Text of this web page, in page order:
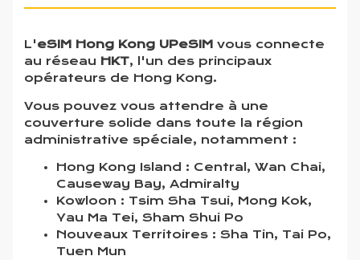
L'eSIM Hong Kong UPeSIM vous connecte
au réseau HKT, l'un des principaux
opérateurs de Hong Kong.
Vous pouvez vous attendre à une
couverture solide dans toute la région
administrative spéciale, notamment :
Hong Kong Island : Central, Wan Chai,
Causeway Bay, Admiralty
Kowloon : Tsim Sha Tsui, Mong Kok,
Yau Ma Tei, Sham Shui Po
Nouveaux Territoires : Sha Tin, Tai Po,
Tuen Mun